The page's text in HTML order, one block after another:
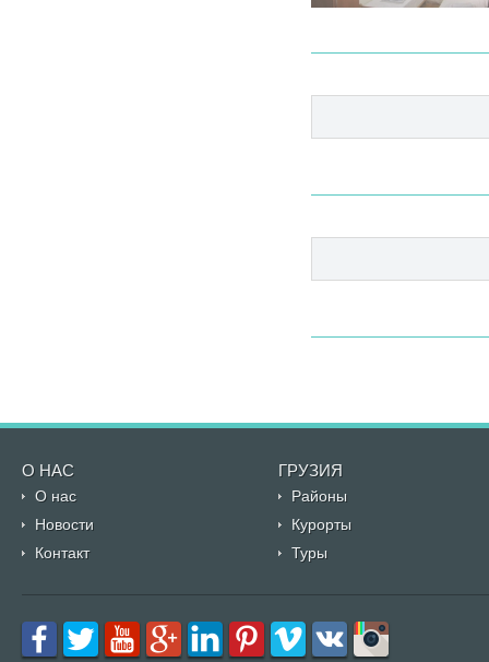
О НАС ГРУЗИЯ
О нас
Районы
Новости
Курорты
Контакт
Туры